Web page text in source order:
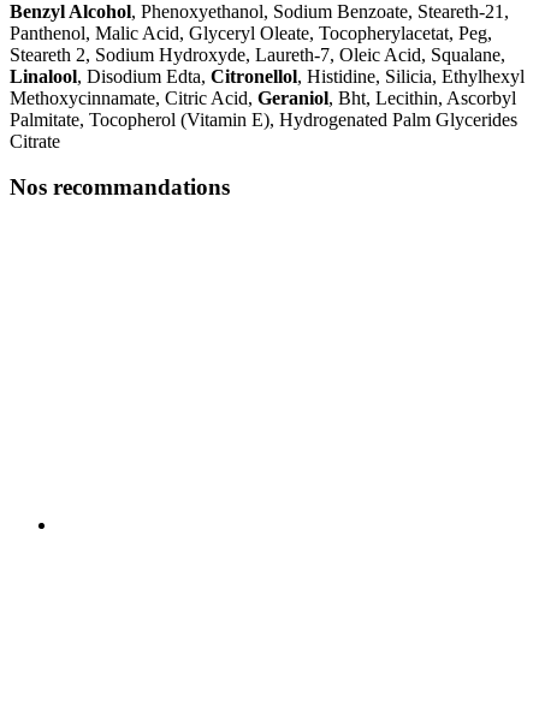
Benzyl Alcohol, Phenoxyethanol, Sodium Benzoate, Steareth-21,
Panthenol, Malic Acid, Glyceryl Oleate, Tocopherylacetat, Peg,
Steareth 2, Sodium Hydroxyde, Laureth-7, Oleic Acid, Squalane,
Linalool, Disodium Edta, Citronellol, Histidine, Silicia, Ethylhexyl
Methoxycinnamate, Citric Acid, Geraniol, Bht, Lecithin, Ascorbyl
Palmitate, Tocopherol (Vitamin E), Hydrogenated Palm Glycerides
Citrate
Nos recommandations